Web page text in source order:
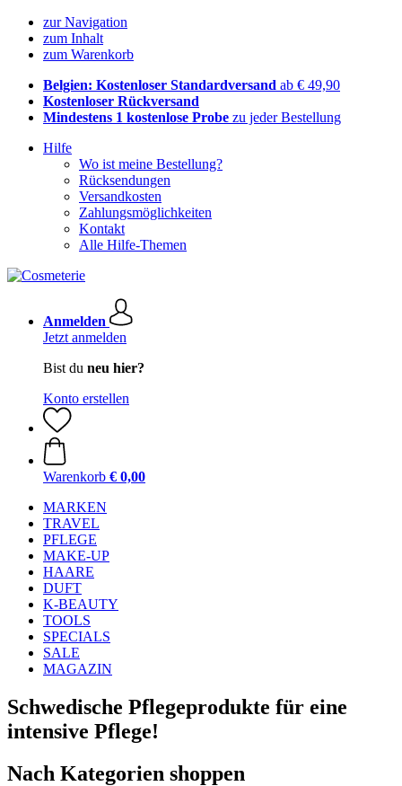
zur Navigation
zum Inhalt
zum Warenkorb
Belgien: Kostenloser Standardversand ab € 49,90
Kostenloser Rückversand
Mindestens 1 kostenlose Probe zu jeder Bestellung
Hilfe
Wo ist meine Bestellung?
Rücksendungen
Versandkosten
Zahlungsmöglichkeiten
Kontakt
Alle Hilfe-Themen
Anmelden
Jetzt anmelden
Bist du neu hier?
Konto erstellen
Warenkorb € 0,00
MARKEN
TRAVEL
PFLEGE
MAKE-UP
HAARE
DUFT
K-BEAUTY
TOOLS
SPECIALS
SALE
MAGAZIN
Schwedische Pflegeprodukte für eine
intensive Pflege!
Nach Kategorien shoppen